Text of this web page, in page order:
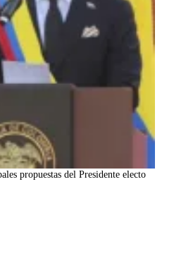
propuestas del Presidente electo